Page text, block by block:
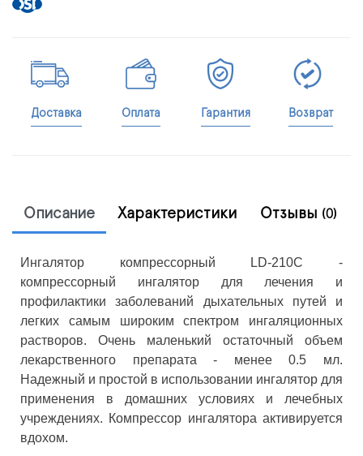
Доставка Оплата Гарантия Возврат
Описание Характеристики Отзывы (0)
Ингалятор компрессорный LD-210C -
компрессорный ингалятор для лечения и
профилактики заболеваний дыхательных путей и
легких самым широким спектром ингаляционных
растворов. Очень маленький остаточный объем
лекарственного препарата - менее 0.5 мл.
Надежный и простой в использовании ингалятор для
применения в домашних условиях и лечебных
учреждениях. Компрессор ингалятора активируется
вдохом.